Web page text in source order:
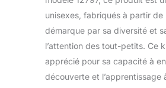
unisexes, fabriqués à partir
démarque par sa diversité et
l’attention des tout-petits. Ce
apprécié pour sa capacité à
découverte et l’apprentissage